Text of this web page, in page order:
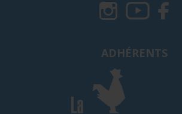
ADHÉRENTS